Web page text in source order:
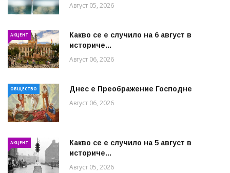
Август 05, 2026
АКЦЕНТ
Какво се е случило на 6 август в
историче...
Август 06, 2026
ОБЩЕСТВО Днес е Преображение Господне
Август 06, 2026
АКЦЕНТ
Какво се е случило на 5 август в
историче...
Август 05, 2026